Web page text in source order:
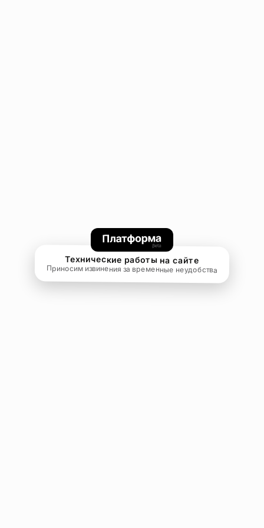
Технические работы на сайте
Приносим извинения за временные неудобства